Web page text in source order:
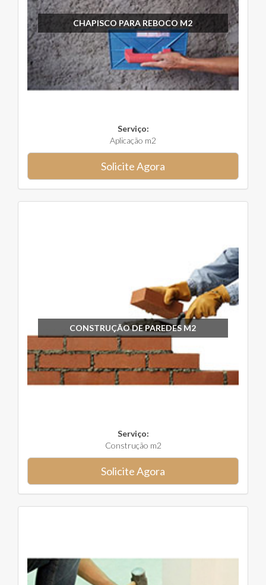
CHAPISCO PARA REBOCO M2
Serviço:
Aplicação m2
Solicite Agora
CONSTRUÇÃO DE PAREDES M2
Serviço:
Construção m2
Solicite Agora